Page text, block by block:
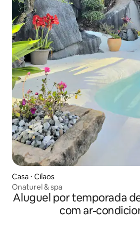
Casa ⋅ Cilaos
Onaturel & spa
Aluguel por temporada
com ar-